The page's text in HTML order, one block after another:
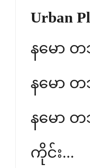
Urban
နမော
နမော
နမော
ကိုင်း